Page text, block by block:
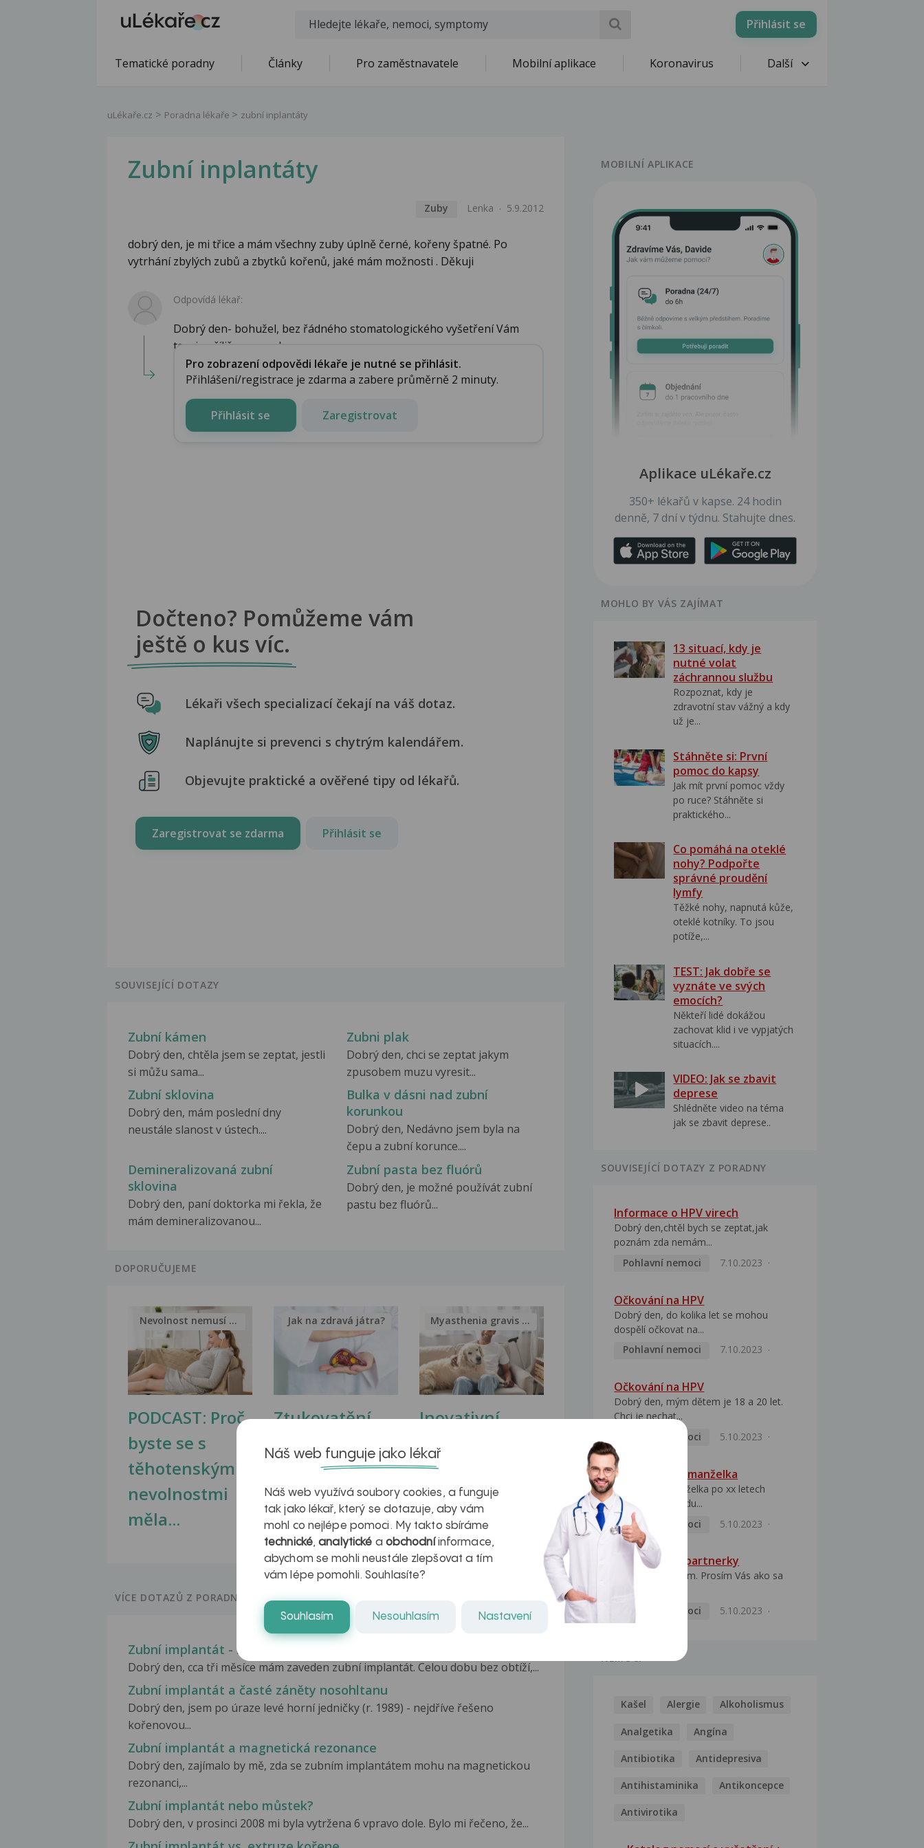
Přihlásit se
Tematické poradny Články Pro zaměstnavatele Mobilní aplikace Koronavirus Další
uLékaře.cz Poradna lékaře zubní inplantáty
Zubní inplantáty
Zuby Lenka 5.9.2012
dobrý den, je mi třice a mám všechny zuby úplně černé, kořeny špatné. Po
vytrhání zbylých zubů a zbytků kořenů, jaké mám možnosti . Děkuji
Odpovídá lékař:
Dobrý den- bohužel, bez řádného stomatologického vyšetření Vám
teorie příliš nepomohou....
Pro zobrazení odpovědi lékaře je nutné se přihlásit.
Přihlášení/registrace je zdarma a zabere průměrně 2 minuty.
Přihlásit se Zaregistrovat
Dočteno? Pomůžeme vám
ještě o kus víc.
Lékaři všech specializací čekají na váš dotaz.
Naplánujte si prevenci s chytrým kalendářem.
Objevujte praktické a ověřené tipy od lékařů.
Zaregistrovat se zdarma Přihlásit se
SOUVISEJÍCÍ DOTAZY
Zubní kámen
Dobrý den, chtěla jsem se zeptat, jestli
si můžu sama...
Zubni plak
Dobrý den, chci se zeptat jakym
zpusobem muzu vyresit...
Zubní sklovina
Dobrý den, mám poslední dny
neustále slanost v ústech....
Bulka v dásni nad zubní
korunkou
Dobrý den, Nedávno jsem byla na
čepu a zubní korunce....
Demineralizovaná zubní
sklovina
Dobrý den, paní doktorka mi řekla, že
mám demineralizovanou...
Zubní pasta bez fluórů
Dobrý den, je možné používát zubní
pastu bez fluórů...
DOPORUČUJEME
PODCAST: Proč
byste se s
těhotenskými
nevolnostmi
měla...
Nevolnost nemusí být nutnou...
Ztukovatění
jater v datech a
obrazech
Jak na zdravá játra?
Inovativní
léčba
myastenie –
naděje pro ty,
kteří ji...
Myasthenia gravis – vše, co...
VÍCE DOTAZŮ Z PORADNY
Zubní implantát - bolesti při chůzi a předklonu
Dobrý den, cca tři měsíce mám zaveden zubní implantát. Celou dobu bez obtíží,...
Zubní implantát a časté záněty nosohltanu
Dobrý den, jsem po úraze levé horní jedničky (r. 1989) - nejdříve řešeno
kořenovou...
Zubní implantát a magnetická rezonance
Dobrý den, zajímalo by mě, zda se zubním implantátem mohu na magnetickou
rezonanci,...
Zubní implantát nebo můstek?
Dobrý den, v prosinci 2008 mi byla vytržena 6 vpravo dole. Bylo mi řečeno, že...
MOBILNÍ APLIKACE
Aplikace uLékaře.cz
350+ lékařů v kapse. 24 hodin
denně, 7 dní v týdnu. Stahujte dnes.
MOHLO BY VÁS ZAJÍMAT
13 situací, kdy je
nutné volat
záchrannou službu
Rozpoznat, kdy je
zdravotní stav vážný a kdy
už je...
Stáhněte si: První
pomoc do kapsy
Jak mít první pomoc vždy
po ruce? Stáhněte si
praktického...
Co pomáhá na oteklé
nohy? Podpořte
správné proudění
lymfy
Těžké nohy, napnutá kůže,
oteklé kotníky. To jsou
potíže,...
TEST: Jak dobře se
vyznáte ve svých
emocích?
Někteří lidé dokážou
zachovat klid i ve vypjatých
situacích....
VIDEO: Jak se zbavit
deprese
Shlédněte video na téma
jak se zbavit deprese..
SOUVISEJÍCÍ DOTAZY Z PORADNY
Informace o HPV virech
Dobrý den,chtěl bych se zeptat,jak
poznám zda nemám...
Pohlavní nemoci
7.10.2023
Očkování na HPV
Dobrý den, do kolika let se mohou
dospělí očkovat na...
Pohlavní nemoci
7.10.2023
Očkování na HPV
Dobrý den, mým dětem je 18 a 20 let.
Chci je nechat...
Pohlavní nemoci
5.10.2023
HPV pozitivní manželka
Dobrý den, manželka po xx letech
přivezla z Východu...
Pohlavní nemoci
5.10.2023
HPV typ 52 u partnerky
Dobrý deň prajem. Prosím Vás ako sa
Pohlavní nemoci
5.10.2023
NEMOCI
Kašel Alergie Alkoholismus
Analgetika Angína
Antibiotika Antidepresiva
Antihistaminika Antikoncepce
Antivirotika
Náš web funguje jako lékař
Náš web využívá soubory cookies, a funguje
tak jako lékař, který se dotazuje, aby vám
mohl co nejlépe pomoci. My takto sbíráme
technické,analytické a obchodníinformace,
abychom se mohli neustále zlepšovat a tím
vám lépe pomohli. Souhlasíte?
Souhlasím Nesouhlasím Nastavení